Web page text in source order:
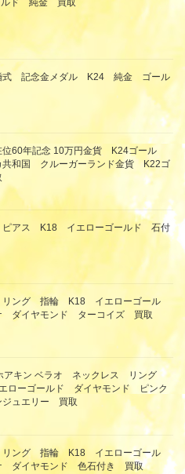
ド 純金 買取
式 記念金メダル K24 純金 ゴール
60年記念 10万円金貨 K24ゴール
和国 クルーガーランド金貨 K22ゴ
アス K18 イエローゴールド 石付
ング 指輪 K18 イエローゴール
ダイヤモンド ターコイズ 買取
アキン ベラオ ネックレス リング
ーゴールド ダイヤモンド ピンク
ュエリー 買取
ング 指輪 K18 イエローゴール
ダイヤモンド 色石付き 買取